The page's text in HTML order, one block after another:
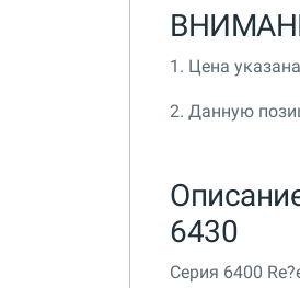
1. Цена
2. Данную
6430
Серия 6400